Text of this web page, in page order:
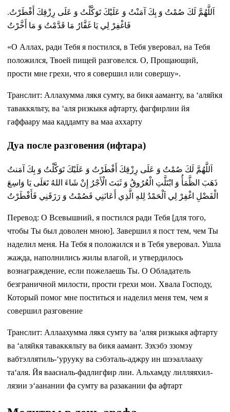
اَللَّهُمَّ لَكَ صُمْتُ وَ بِكَ آمَنْتُ وَ عَلَيْكَ تَوَكَّلْتُ وَ عَلَى رِزْقِكَ أَفْطَرْتُ.
فَاغْفِرْ لِي يَا غَفَّارُ مَا قَدَّمْتُ وَ مَا أَخَّرْتُ
«О Аллах, ради Тебя я постился, в Тебя уверовал, на Тебя
положился, Твоей пищей разговелся. О, Прощающий,
прости мне грехи, что я совершил или совершу».
Транслит: Аллахумма лякя сумту, ва бикя ааманту, ва ‘аляйкя
таваккяльту, ва ‘аля ризкыкя афтарту, фагфирлии йя
гаффаару маа каддамту ва маа аххарту
Дуа после разговения (ифтара)
اَللَّهُمَّ لَكَ صُمْتُ وَ عَلَى رِزْقِكَ أَفْطَرْتُ وَ عَلَيْكَ تَوَكَّلْتُ وَ بِكَ آمَنتُ
ذَهَبَ الظَّمَأُ وَ ابْتَلَّتِ الْعُرُوقُ وَ ثَبَتَ الْأَجْرُ إِنْ شَاءَ اللهُ تَعَلَى يَا وَاسِعَ
الْفَضْلِ اغْفِرْ لِي اَلْحَمْدُ لِلهِ الَّذِي أَعَانَنِي فَصُمْتُ وَ رَزَقَنِي فَأَفْطَرْتُ
Перевод: О Всевышний, я постился ради Тебя [для того,
чтобы Ты был доволен мною]. Завершил я пост тем, чем Ты
наделил меня. На Тебя я положился и в Тебя уверовал. Ушла
жажда, наполнились жилы влагой, и утвердилось
вознаграждение, если пожелаешь Ты. О Обладатель
безграничной милости, прости грехи мои. Хвала Господу,
Который помог мне поститься и наделил меня тем, чем я
совершил разговение
Транслит: Аллаахумма лякя сумту ва ‘аляя ризкыкя афтарту
ва ‘аляйкя таваккяльту ва бикя аамант. Зэхэбэ ззомэу
вабтэллятиль-‘урууку ва сэбэталь-аджру ин шээаллааху
та‘аля. Йя ваасиаль-фадлигфир лии. Альхамду лилляяхил-
лязии э‘аанании фа сумту ва разакании фа афтарт